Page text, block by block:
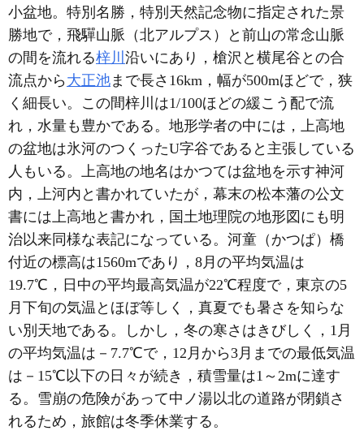
小盆地。特別名勝，特別天然記念物に指定された景
勝地で，飛驒山脈（北アルプス）と前山の常念山脈
の間を流れる梓川 沿いにあり，槍沢と横尾谷との合
流点から 大正池まで長さ16km，幅が500mほどで，狭
く細長い。この間梓川は1/100ほどの緩こう配で流
れ，水量も豊かである。地形学者の中には，上高地
の盆地は氷河のつくったU字谷であると主張している
人もいる。上高地の地名はかつては盆地を示す神河
内，上河内と書かれていたが，幕末の松本藩の公文
書には上高地と書かれ，国土地理院の地形図にも明
治以来同様な表記になっている。河童（かつぱ）橋
付近の標高は1560mであり，8月の平均気温は
19.7℃，日中の平均最高気温が22℃程度で，東京の5
月下旬の気温とほぼ等しく，真夏でも暑さを知らな
い別天地である。しかし，冬の寒さはきびしく，1月
の平均気温は－7.7℃で，12月から3月までの最低気温
は－15℃以下の日々が続き，積雪量は1～2mに達す
る。雪崩の危険があって中ノ湯以北の道路が閉鎖さ
れるため，旅館は冬季休業する。